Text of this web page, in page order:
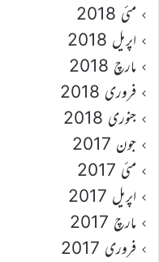
مئی 2018
اپریل 2018
مارچ 2018
فروری 2018
جنوری 2018
جون 2017
مئی 2017
اپریل 2017
مارچ 2017
فروری 2017